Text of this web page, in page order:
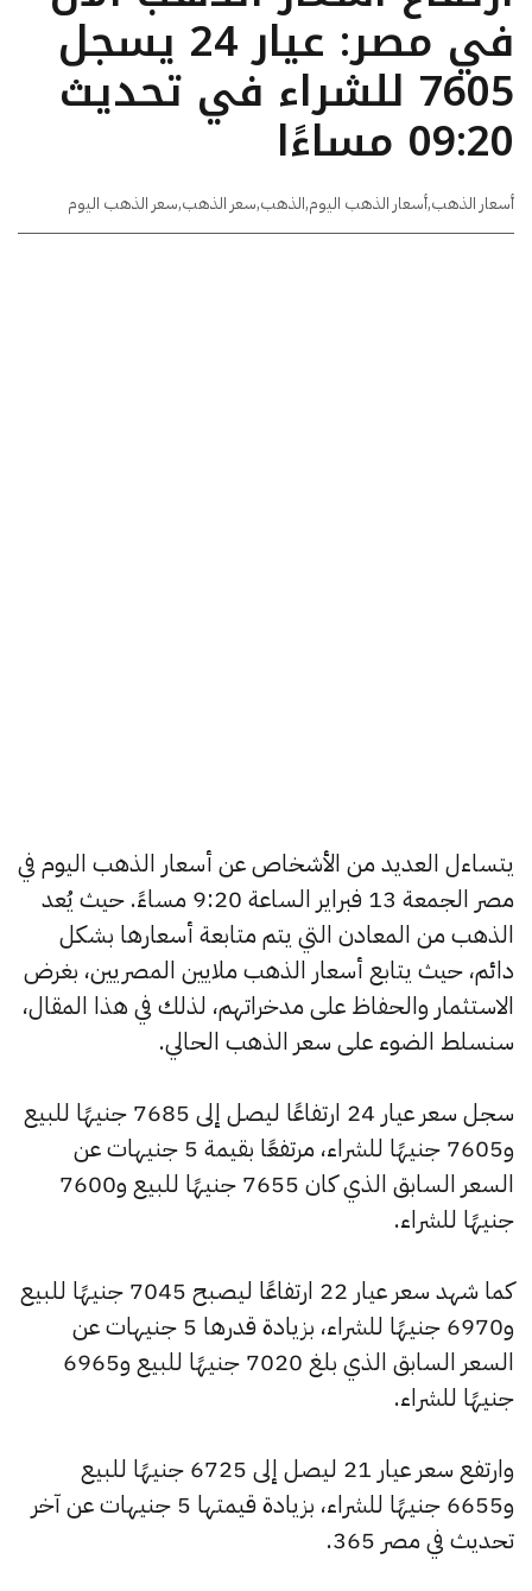
في مصر: عيار 24 يسجل
7605 للشراء في تحديث
09:20 مساءًا
أسعار الذهب,أسعار الذهب اليوم,الذهب,سعر الذهب,سعر الذهب اليوم
يتساءل العديد من الأشخاص عن أسعار الذهب اليوم في
مصر الجمعة 13 فبراير الساعة 9:20 مساءً. حيث يُعد
الذهب من المعادن التي يتم متابعة أسعارها بشكل
دائم، حيث يتابع أسعار الذهب ملايين المصريين، بغرض
الاستثمار والحفاظ على مدخراتهم، لذلك في هذا المقال،
سنسلط الضوء على سعر الذهب الحالي.
سجل سعر عيار 24 ارتفاعًا ليصل إلى 7685 جنيهًا للبيع
و7605 جنيهًا للشراء، مرتفعًا بقيمة 5 جنيهات عن
السعر السابق الذي كان 7655 جنيهًا للبيع و7600
جنيهًا للشراء.
كما شهد سعر عيار 22 ارتفاعًا ليصبح 7045 جنيهًا للبيع
و6970 جنيهًا للشراء، بزيادة قدرها 5 جنيهات عن
السعر السابق الذي بلغ 7020 جنيهًا للبيع و6965
جنيهًا للشراء.
وارتفع سعر عيار 21 ليصل إلى 6725 جنيهًا للبيع
و6655 جنيهًا للشراء، بزيادة قيمتها 5 جنيهات عن آخر
تحديث في مصر 365.